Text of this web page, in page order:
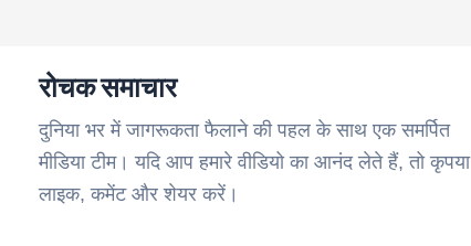
रोचक समाचार
दुनिया भर में जागरूकता फैलाने की पहल के साथ एक समर्पित
मीडिया टीम। यदि आप हमारे वीडियो का आनंद लेते हैं, तो कृपया
लाइक, कमेंट और शेयर करें।